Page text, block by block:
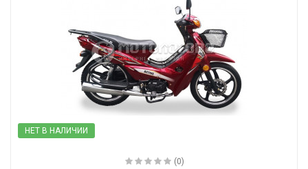
НЕТ В НАЛИЧИИ
(0)